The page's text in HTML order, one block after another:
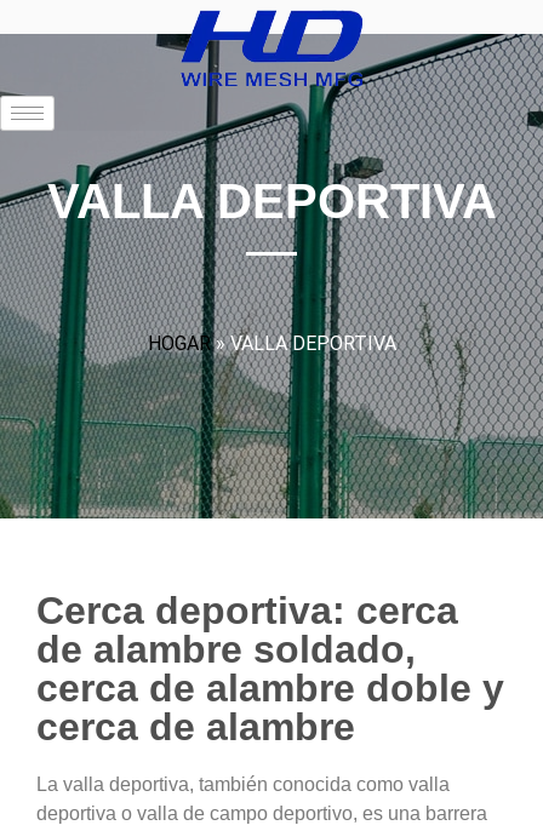
VALLA DEPORTIVA
HOGAR»VALLA DEPORTIVA
Cerca deportiva: cerca
de alambre soldado,
cerca de alambre doble y
cerca de alambre
La valla deportiva, también conocida como valla
deportiva o valla de campo deportivo, es una barrera